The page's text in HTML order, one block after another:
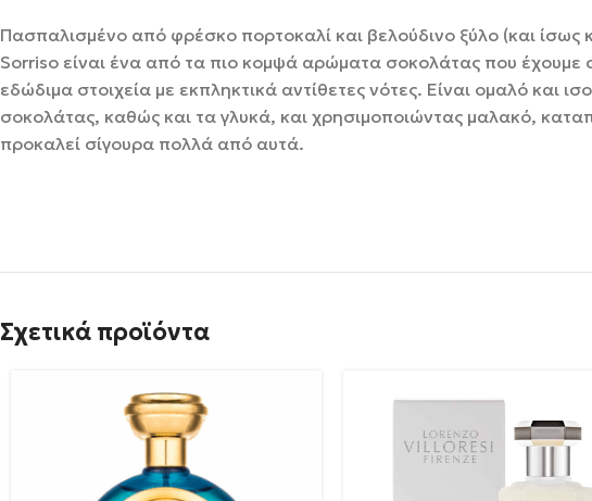
Πασπαλισμένο από φρέσκο ​​πορτοκαλί και βελούδινο ξύλο (και
Sorriso είναι ένα από τα πιο κομψά αρώματα σοκολάτας που έχουμε
εδώδιμα στοιχεία με εκπληκτικά αντίθετες νότες. Είναι ομαλό και
σοκολάτας, καθώς και τα γλυκά, και χρησιμοποιώντας μαλακό,
προκαλεί σίγουρα πολλά από αυτά.
Σχετικά προϊόντα